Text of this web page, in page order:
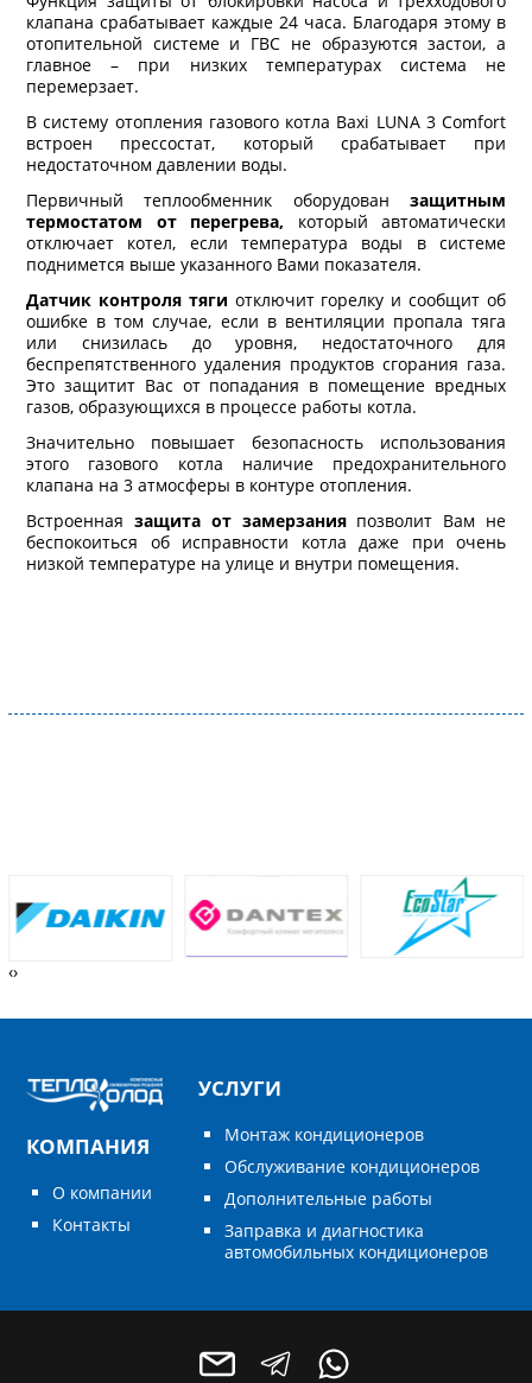
клапана срабатывает каждые 24 часа. Благодаря этому в
отопительной системе и ГВС не образуются застои, а
главное – при низких температурах система не
перемерзает.
В систему отопления газового котла Baxi LUNA 3 Comfort
встроен прессостат, который срабатывает при
недостаточном давлении воды.
Первичный теплообменник оборудован защитным
термостатом от перегрева, который автоматически
отключает котел, если температура воды в системе
поднимется выше указанного Вами показателя.
Датчик контроля тяги отключит горелку и сообщит об
ошибке в том случае, если в вентиляции пропала тяга
или снизилась до уровня, недостаточного для
беспрепятственного удаления продуктов сгорания газа.
Это защитит Вас от попадания в помещение вредных
газов, образующихся в процессе работы котла.
Значительно повышает безопасность использования
этого газового котла наличие предохранительного
клапана на 3 атмосферы в контуре отопления.
Встроенная защита от замерзанияпозволит Вам не
беспокоиться об исправности котла даже при очень
низкой температуре на улице и внутри помещения.
‹›
КОМПАНИЯ
О компании
Контакты
УСЛУГИ
Монтаж кондиционеров
Обслуживание кондиционеров
Дополнительные работы
Заправка и диагностика
автомобильных кондиционеров